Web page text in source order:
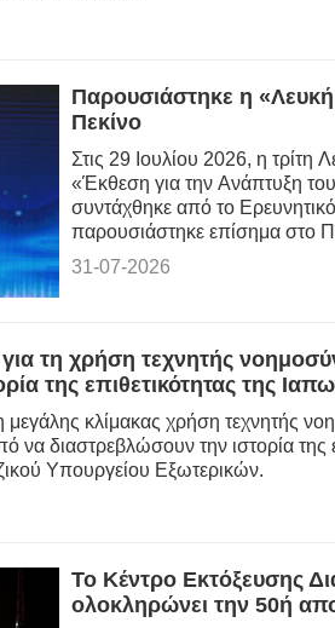
Παρουσιάστηκε η
Πεκίνο
Στις 29 Ιουλίου 2026, η τρίτη
«Έκθεση για την Ανάπτυξη
συντάχθηκε από το
παρουσιάστηκε επίσημα στο
31-07-2026
τη χρήση τεχνητής
της επιθετικότητας της
κλίμακας χρήση τεχνητής
να διαστρεβλώσουν την ιστορία της
Υπουργείου Εξωτερικών.
Το Κέντρο Εκτόξευσης
ολοκληρώνει την 50ή